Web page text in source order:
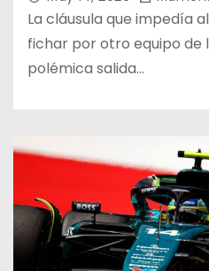
La cláusula que impedía
fichar por otro equipo de
polémica salida…